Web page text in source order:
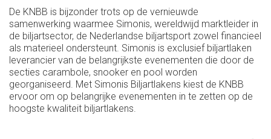
De KNBB is bijzonder trots op de vernieuwde
samenwerking waarmee Simonis, wereldwijd marktleider in
de biljartsector, de Nederlandse biljartsport zowel financieel
als materieel ondersteunt. Simonis is exclusief biljartlaken
leverancier van de belangrijkste evenementen die door de
secties carambole, snooker en pool worden
georganiseerd. Met Simonis Biljartlakens kiest de KNBB
ervoor om op belangrijke evenementen in te zetten op de
hoogste kwaliteit biljartlakens.